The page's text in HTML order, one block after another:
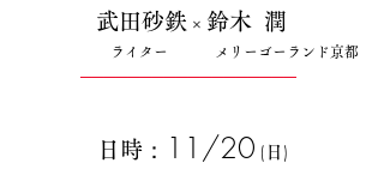
武田砂鉄 × 鈴木 潤
ライター メリーゴーランド京都
──────────────────
日時： 11/20 ( 日 )